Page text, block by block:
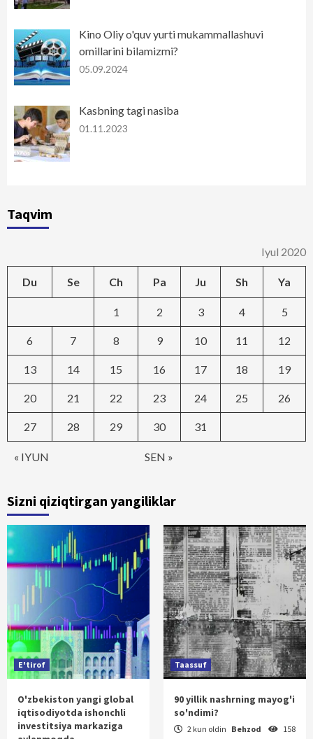
Kino Oliy o'quv yurti mukammallashuvi
omillarini bilamizmi?
05.09.2024
Kasbning tagi nasiba
01.11.2023
Taqvim
Iyul 2020
Du Se Ch Pa Ju Sh Ya
« IYUN SEN »
1 2 3 4 5
6 7 8 9 10 11 12
13 14 15 16 17 18 19
20 21 22 23 24 25 26
27 28 29 30 31
Sizni qiziqtirgan yangiliklar
E'tirof
O'zbekiston yangi global
iqtisodiyotda ishonchli
investitsiya markaziga
Taassuf
90 yillik nashrning mayog'i
so'ndimi?
2 kun oldin Behzod 158